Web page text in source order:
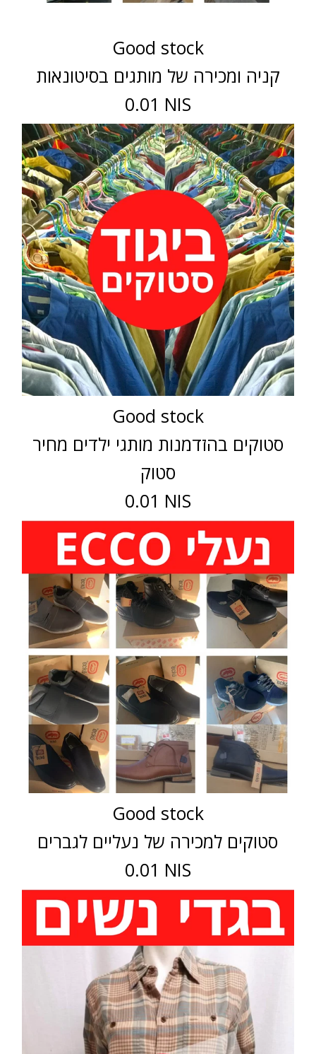
Good stock
קניה ומכירה של מותגים בסיטונאות
0.01 NIS
Good stock
סטוקים בהזדמנות מותגי ילדים מחיר
סטוק
0.01 NIS
Good stock
סטוקים למכירה של נעליים לגברים
0.01 NIS